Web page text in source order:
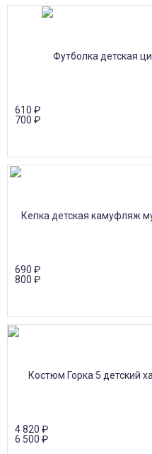
610 ₽
700 ₽
690 ₽
800 ₽
4 820 ₽
6 500 ₽